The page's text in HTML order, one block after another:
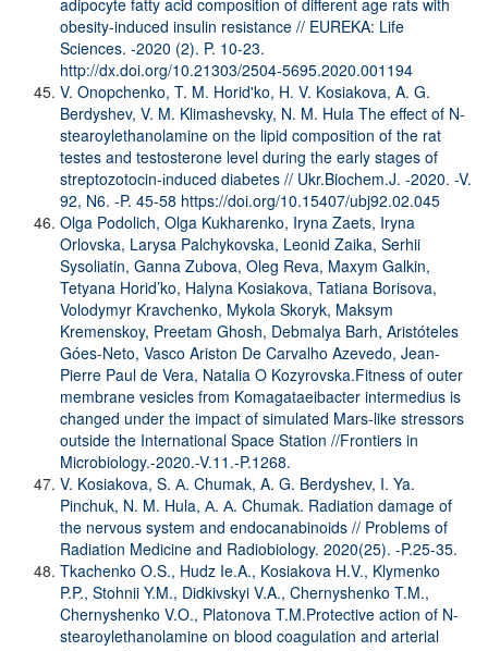
obesity-induced insulin resistance // EUREKA: Life
Sciences. -2020 (2). P. 10-23.
http://dx.doi.org/10.21303/2504-5695.2020.001194
V. Onopchenko, T. M. Horid'ko, H. V. Kosiakova, A. G.
Berdyshev, V. M. Klimashevsky, N. M. Hula The effect of N-
stearoylethanolamine on the lipid composition of the rat
testes and testosterone level during the early stages of
streptozotocin-іnduced diabetes // Ukr.Biochem.J. -2020. -V.
92, N6. -P. 45-58 https://doi.org/10.15407/ubj92.02.045
Olga Podolich, Olga Kukharenko, Iryna Zaets, Iryna
Orlovska, Larysa Palchykovska, Leonid Zaika, Serhii
Sysoliatin, Ganna Zubova, Oleg Reva, Maxym Galkin,
Tetyana Horid’ko, Halyna Kosiakova, Tatiana Borisova,
Volodymyr Kravchenko, Mykola Skoryk, Maksym
Kremenskoy, Preetam Ghosh, Debmalya Barh, Aristóteles
Góes-Neto, Vasco Ariston De Carvalho Azevedo, Jean-
Pierre Paul de Vera, Natalia O Kozyrovska.Fitness of outer
membrane vesicles from Komagataeibacter intermedius is
changed under the impact of simulated Mars-like stressors
outside the International Space Station //Frontiers in
Microbiology.-2020.-V.11.-P.1268.
V. Kosiakova, S. А. Chumak, A. G. Berdyshev, I. Ya.
Pinchuk, N. M. Hula, А. А. Chumak. Radiation damage of
the nervous system and endocanabinoids // Problems of
Radiation Medicine and Radiobiology. 2020(25). -P.25-35.
Tkachenko O.S., Hudz Ie.A., Kosiakova H.V., Klymenko
P.P., Stohnii Y.M., Didkivskyi V.A., Chernyshenko T.M.,
Chernyshenko V.O., Platonova T.M.Protective action of N-
stearoylethanolamine on blood coagulation and arterial